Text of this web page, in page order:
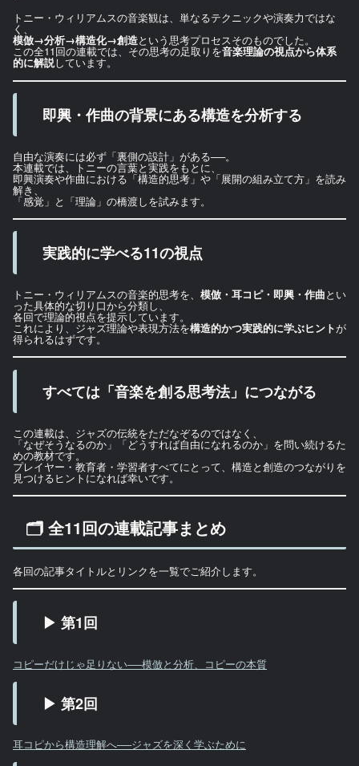
トニー・ウィリアムスの音楽観は、単なるテクニックや演奏力ではな
く、
模倣→分析→構造化→創造という思考プロセスそのものでした。
この全11回の連載では、その思考の足取りを音楽理論の視点から体系
的に解説しています。
即興・作曲の背景にある構造を分析する
自由な演奏には必ず「裏側の設計」がある──。
本連載では、トニーの言葉と実践をもとに、
即興演奏や作曲における「構造的思考」や「展開の組み立て方」を読み
解き、
「感覚」と「理論」の橋渡しを試みます。
実践的に学べる11の視点
トニー・ウィリアムスの音楽的思考を、 模倣・耳コピ・即興・作曲とい
った具体的な切り口から分類し、
各回で理論的視点を提示しています。
これにより、ジャズ理論や表現方法を構造的かつ実践的に学ぶヒントが
得られるはずです。
すべては「音楽を創る思考法」につながる
この連載は、ジャズの伝統をただなぞるのではなく、
「なぜそうなるのか」「どうすれば自由になれるのか」を問い続けるた
めの教材です。
プレイヤー・教育者・学習者すべてにとって、構造と創造のつながりを
見つけるヒントになれば幸いです。
🗂 全11回の連載記事まとめ
各回の記事タイトルとリンクを一覧でご紹介します。
▶ 第1回
コピーだけじゃ足りない──模倣と分析、コピーの本質
▶ 第2回
耳コピから構造理解へ──ジャズを深く学ぶために